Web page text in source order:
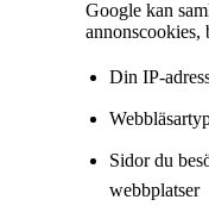
Google kan
annonscookies,
Din IP-
Sidor du
webbplatser